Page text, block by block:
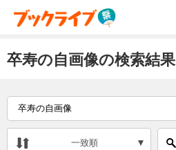
卒寿の自画像の検索結果
一致順